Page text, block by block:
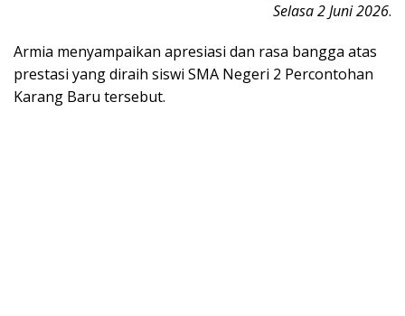
Selasa 2 Juni 2026.
Armia menyampaikan apresiasi dan rasa bangga atas
prestasi yang diraih siswi SMA Negeri 2 Percontohan
Karang Baru tersebut.